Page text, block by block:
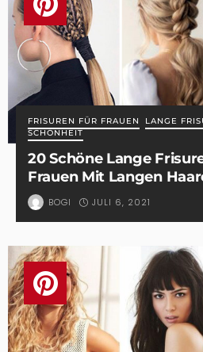
FRISUREN FÜR FRAUEN
LANGE
SCHÖNHEIT
20 Schöne Lange
Frauen Mit Langen
BOGI JULI 6, 2021